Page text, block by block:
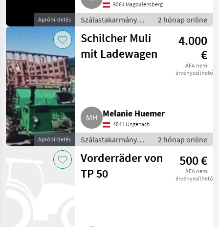
Apróhirdetés
9064 Magdalensberg
Szálastakarmány
betakarítók / Hegyi
gépesítés
2 hónap online
Apróhirdetés
Schilcher Muli
mit Ladewagen
4.000
€
ÁFA nem
érvényesíthető
Melanie Huemer
4841 Ungenach
Szálastakarmány
betakarítók / Hegyi
gépesítés
2 hónap online
Vorderräder von
TP 50
500 €
ÁFA nem
érvényesíthető